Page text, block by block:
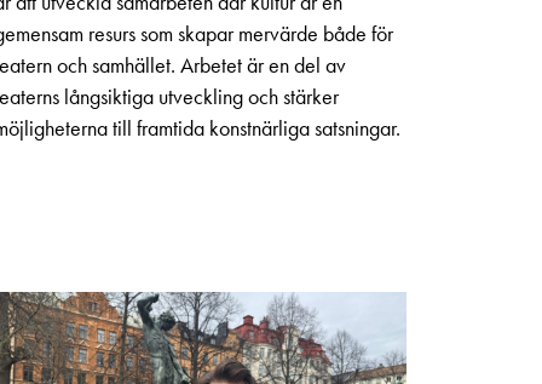
resurs som skapar mervärde både för
och samhället. Arbetet är en del av
långsiktiga utveckling och stärker
till framtida konstnärliga satsningar.